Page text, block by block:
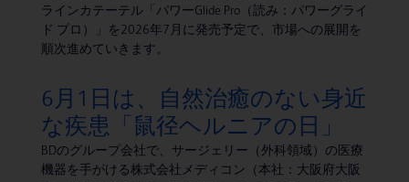
ラインカテーテル「パワーGlide Pro（読み：パワーグライ
ド プロ）」を2026年7月に発売予定で、市場への展開を
順次進めていきます。
6月1日は、自然治癒のない身近
な疾患「鼠径ヘルニアの日」
BDのグループ会社で、サージェリー（外科領域）の医療
機器を手がける株式会社メディコン（本社：大阪府大阪